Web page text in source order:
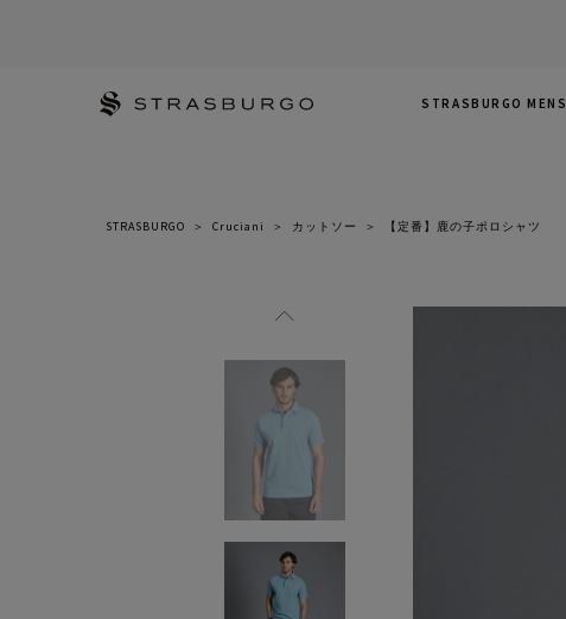
STRASBURGO MENS
STRASBURGO ＞ Cruciani ＞ カットソー ＞ 【定番】鹿の子ポロシャツ